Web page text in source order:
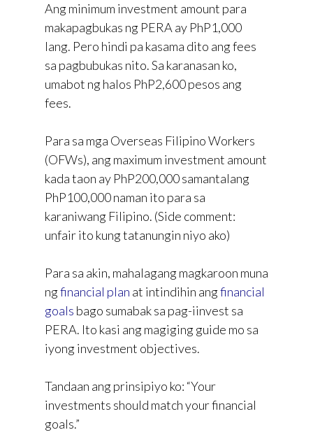
Ang minimum investment amount para
makapagbukas ng PERA ay PhP1,000
lang. Pero hindi pa kasama dito ang fees
sa pagbubukas nito. Sa karanasan ko,
umabot ng halos PhP2,600 pesos ang
fees.
Para sa mga Overseas Filipino Workers
(OFWs), ang maximum investment amount
kada taon ay PhP200,000 samantalang
PhP100,000 naman ito para sa
karaniwang Filipino. (Side comment:
unfair ito kung tatanungin niyo ako)
Para sa akin, mahalagang magkaroon muna
ngfinancial plan at intindihin angfinancial
goals bago sumabak sa pag-iinvest sa
PERA. Ito kasi ang magiging guide mo sa
iyong investment objectives.
Tandaan ang prinsipiyo ko: “Your
investments should match your financial
goals.”